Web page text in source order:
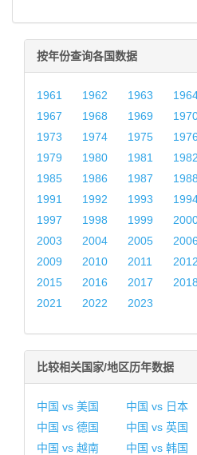
按年份查询各国数据
1961 1962 1963
1967
1968 1969
1973
1974 1975 1976
1979
1980 1981 1982
1985
1986 1987 1988
1991
1992 1993
1997
1998 1999
2003
2004 2005 2006
2009
2010 2011 2012
2015
2016 2017 2018
2021
2022 2023
比较相关国家/地区历年数据
中国 vs 美国 中国 vs 日本
中国 vs 德国
中国 vs 英国
中国 vs 越南
中国 vs 韩国